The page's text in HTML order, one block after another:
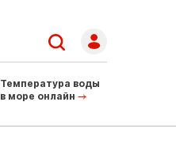
Температура воды
в море онлайн